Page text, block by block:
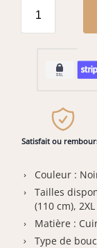
Satisfait ou
Couleur :
Tailles
(110 cm),
Matière :
Type de